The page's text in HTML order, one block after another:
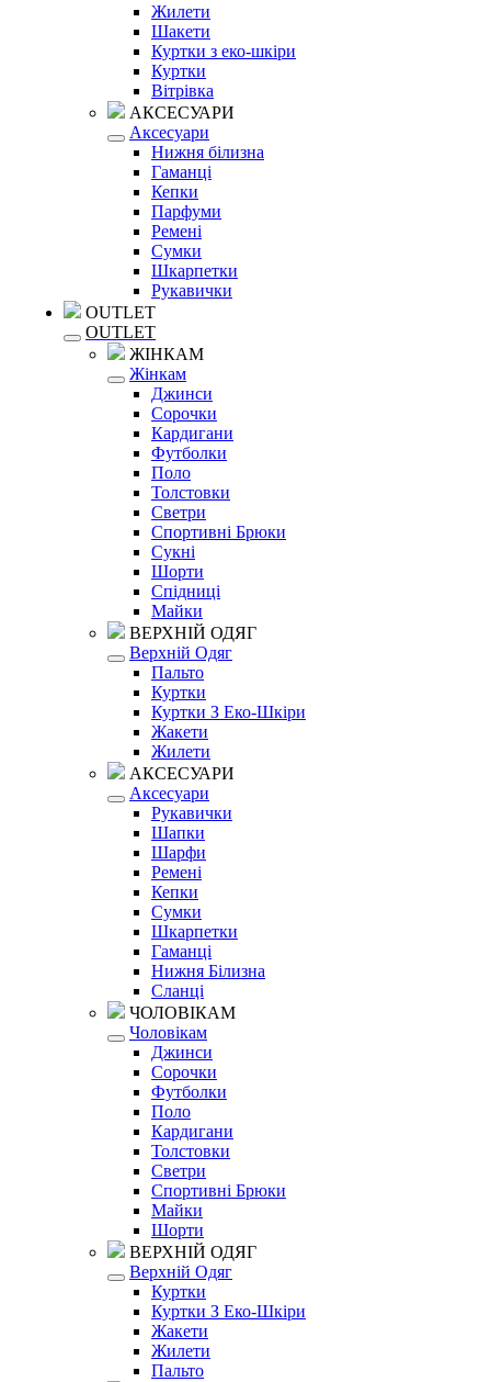
Жилети
Шакети
Куртки з еко-шкіри
Куртки
Вітрівка
АКСЕСУАРИ
Аксесуари
Нижня білизна
Гаманці
Кепки
Парфуми
Ремені
Сумки
Шкарпетки
Рукавички
OUTLET
OUTLET
ЖІНКАМ
Жінкам
Джинси
Сорочки
Кардигани
Футболки
Поло
Толстовки
Светри
Спортивні Брюки
Сукні
Шорти
Спідниці
Майки
ВЕРХНІЙ ОДЯГ
Верхній Одяг
Пальто
Куртки
Куртки З Еко-Шкіри
Жакети
Жилети
АКСЕСУАРИ
Аксесуари
Рукавички
Шапки
Шарфи
Ремені
Кепки
Сумки
Шкарпетки
Гаманці
Нижня Білизна
Сланці
ЧОЛОВІКАМ
Чоловікам
Джинси
Сорочки
Футболки
Поло
Кардигани
Толстовки
Светри
Спортивні Брюки
Майки
Шорти
ВЕРХНІЙ ОДЯГ
Верхній Одяг
Куртки
Куртки З Еко-Шкіри
Жакети
Жилети
Пальто